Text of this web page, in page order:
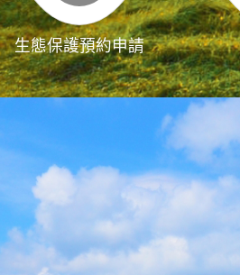
生態保護預約申請